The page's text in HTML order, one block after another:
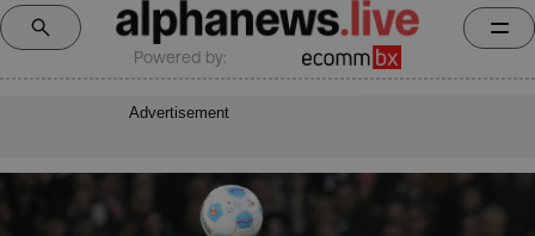
Powered by:
Advertisement